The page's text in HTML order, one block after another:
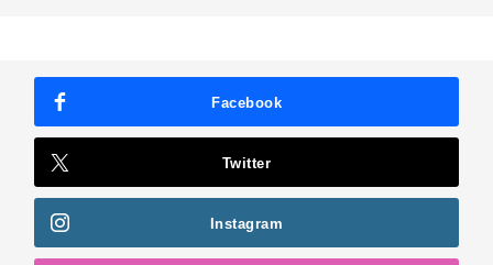
Facebook
Twitter
Instagram